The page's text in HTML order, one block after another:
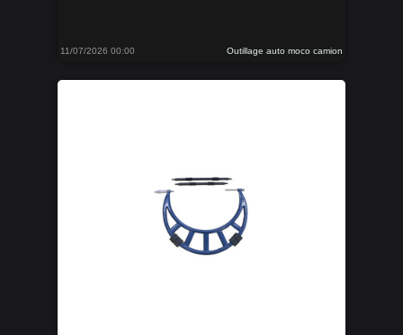
11/07/2026 00:00 Outillage auto moco camion